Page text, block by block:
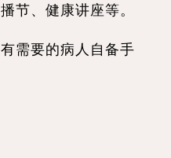
节、健康讲座等。
需要的病人自备手